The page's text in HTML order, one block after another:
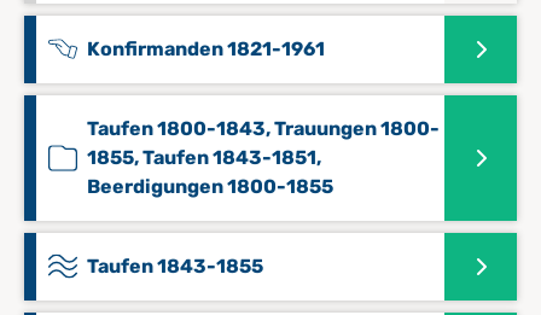
Konfirmanden 1821-1961
Taufen 1800-1843, Trauungen 1800-
1855, Taufen 1843-1851,
Beerdigungen 1800-1855
Taufen 1843-1855